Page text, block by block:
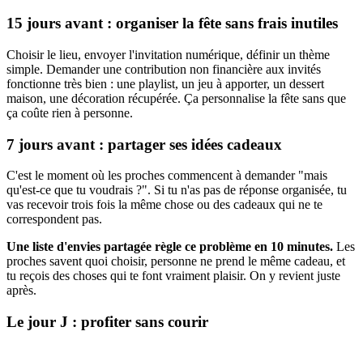
15 jours avant : organiser la fête sans frais inutiles
Choisir le lieu, envoyer l'invitation numérique, définir un thème
simple. Demander une contribution non financière aux invités
fonctionne très bien : une playlist, un jeu à apporter, un dessert
maison, une décoration récupérée. Ça personnalise la fête sans que
ça coûte rien à personne.
7 jours avant : partager ses idées cadeaux
C'est le moment où les proches commencent à demander "mais
qu'est-ce que tu voudrais ?". Si tu n'as pas de réponse organisée, tu
vas recevoir trois fois la même chose ou des cadeaux qui ne te
correspondent pas.
Une liste d'envies partagée règle ce problème en 10 minutes. Les
proches savent quoi choisir, personne ne prend le même cadeau, et
tu reçois des choses qui te font vraiment plaisir. On y revient juste
après.
Le jour J : profiter sans courir